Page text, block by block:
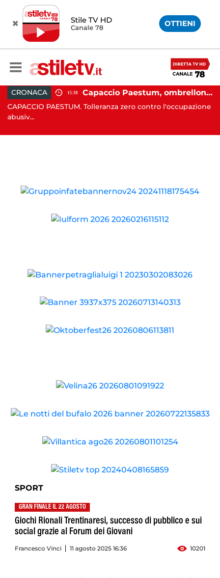
Stile TV HD
Canale 78 OTTIENI
CRONACA 15:38 Capaccio Paestum, ombrellone selvaggio: blitz della Municipale, sgomberate tutte le spiagge libere
CAPACCIO PAESTUM. Tolleranza zero contro l'occupazione
abusiv...
SPORT
GRAN FINALE IL 22 AGOSTO
Giochi Rionali Trentinaresi, successo di pubblico e sui
social grazie al Forum dei Giovani
Francesco Vinci 11 agosto 2025 16:36 10201